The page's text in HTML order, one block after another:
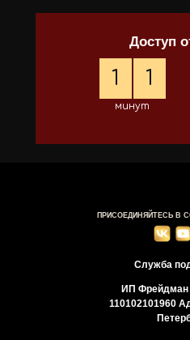
Доступ
1 1
минут
ПРИСОЕДИНЯЙТЕСЬ В
ИП
110102101960
Служба